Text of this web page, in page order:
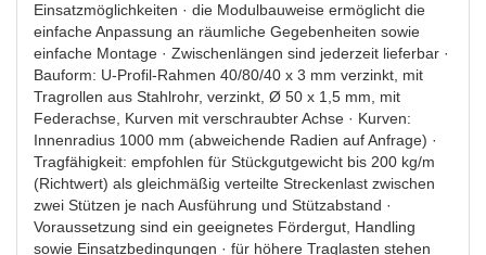
Einsatzmöglichkeiten · die Modulbauweise ermöglicht die
einfache Anpassung an räumliche Gegebenheiten sowie
einfache Montage · Zwischenlängen sind jederzeit lieferbar ·
Bauform: U-Profil-Rahmen 40/80/40 x 3 mm verzinkt, mit
Tragrollen aus Stahlrohr, verzinkt, Ø 50 x 1,5 mm, mit
Federachse, Kurven mit verschraubter Achse · Kurven:
Innenradius 1000 mm (abweichende Radien auf Anfrage) ·
Tragfähigkeit: empfohlen für Stückgutgewicht bis 200 kg/m
(Richtwert) als gleichmäßig verteilte Streckenlast zwischen
zwei Stützen je nach Ausführung und Stützabstand ·
Voraussetzung sind ein geeignetes Fördergut, Handling
sowie Einsatzbedingungen · für höhere Traglasten stehen